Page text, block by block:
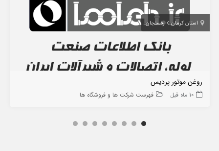
استان کرمان رفسنجان
روغن موتور پردیس
10 ماه قبل فهرست شرکت ها و فروشگاه ها